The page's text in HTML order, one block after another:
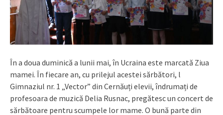
În a doua duminică a lunii mai, în Ucraina este marcată Ziua
mamei. În fiecare an, cu prilejul acestei sărbători, l
Gimnaziul nr. 1 „Vector” din Cernăuți elevii, îndrumați de
profesoara de muzică Delia Rusnac, pregătesc un concert de
sărbătoare pentru scumpele lor mame. O bună parte din